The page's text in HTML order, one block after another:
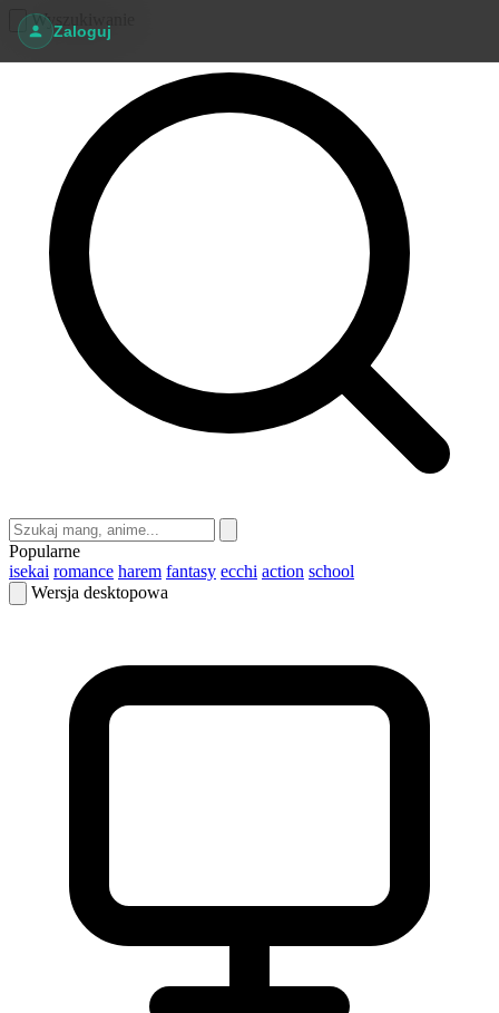
Zaloguj
Wyszukiwanie
Popularne
isekai romance harem fantasy ecchi action school
Wersja desktopowa